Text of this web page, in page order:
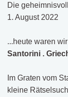
Die
1. August 2022
...heute waren
Santorini .
Im Graten vom
kleine